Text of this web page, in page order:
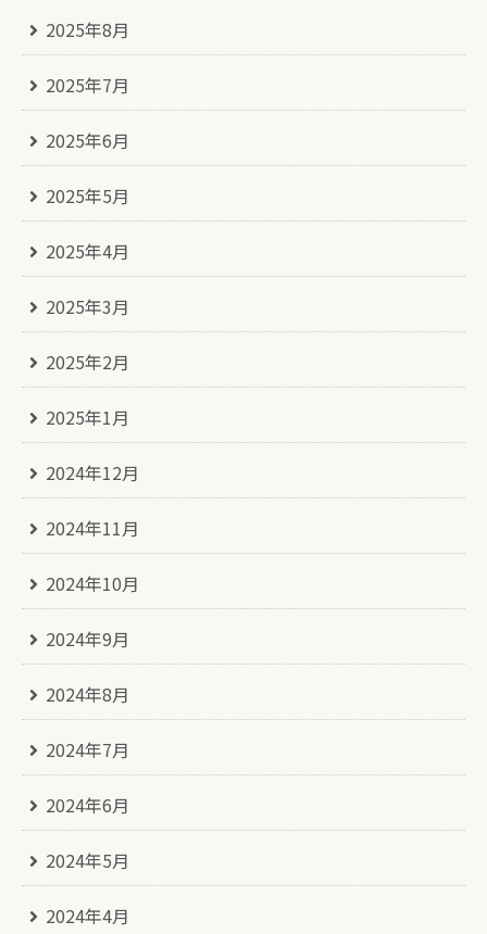
2025年8月
2025年7月
2025年6月
2025年5月
2025年4月
2025年3月
2025年2月
2025年1月
2024年12月
2024年11月
2024年10月
2024年9月
2024年8月
2024年7月
2024年6月
2024年5月
2024年4月